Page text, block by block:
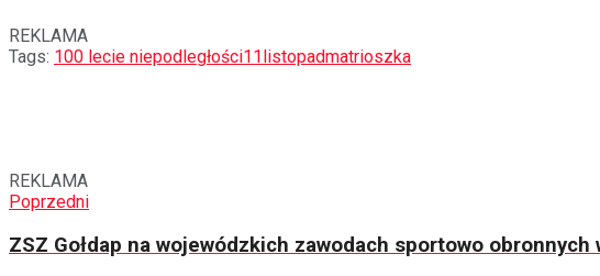
REKLAMA
Tags: 100 lecie niepodległości11listopadmatrioszka
REKLAMA
Poprzedni
ZSZ Gołdap na wojewódzkich zawodach sportowo obronnych